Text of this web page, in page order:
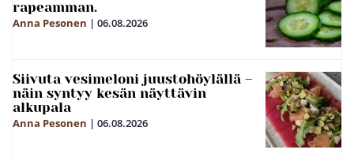
rapeamman.
Anna Pesonen | 06.08.2026
Siivuta vesimeloni juustohöylällä –
näin syntyy kesän näyttävin
alkupala
Anna Pesonen | 06.08.2026